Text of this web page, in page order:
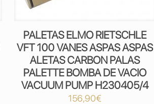
PALETAS ELMO RIETSCHLE
VFT 100 VANES ASPAS ASPAS
ALETAS CARBON PALAS
PALETTE BOMBA DE VACIO
VACUUM PUMP H230405/4
156,90€